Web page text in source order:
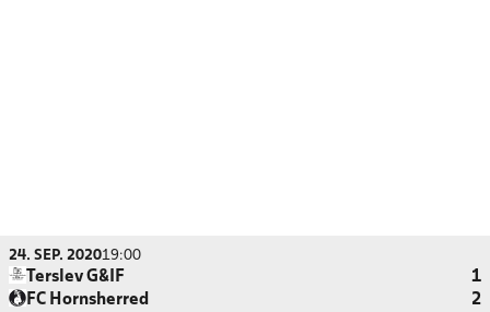
24. SEP. 202019:00
Terslev G&IF
1
FC Hornsherred
2